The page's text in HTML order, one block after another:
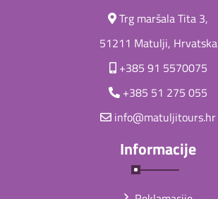
Trg maršala Tita 3,
51211 Matulji, Hrvatska
+385 91 5570075
+385 51 275 055
info@matuljitours.hr
Informacije